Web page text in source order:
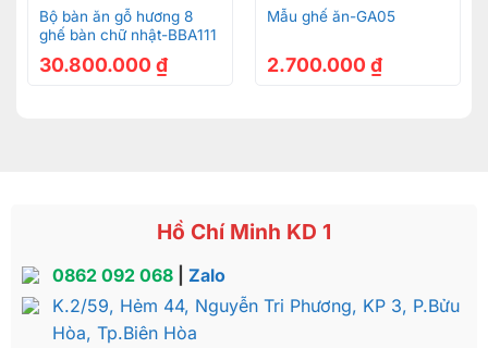
Bộ bàn ăn gỗ hương 8
ghế bàn chữ nhật-BBA111
30.800.000 ₫
Mẫu ghế ăn-GA05
2.700.000 ₫
Hồ Chí Minh KD 1
0862 092 068| Zalo
K.2/59, Hẻm 44, Nguyễn Tri Phương, KP 3, P.Bửu
Hòa, Tp.Biên Hòa